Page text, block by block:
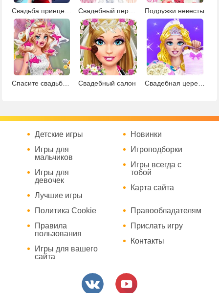
Свадьба принцессы-вампира Свадебный переполох Подружки невесты
Спасите свадьбу Барби Свадебный салон Свадебная церемония
Детские игры
Игры для
мальчиков
Игры для
девочек
Лучшие игры
Новинки
Игроподборки
Игры всегда с
тобой
Карта сайта
Политика Cookie
Правила
пользования
Игры для вашего
сайта
Правообладателям
Прислать игру
Контакты